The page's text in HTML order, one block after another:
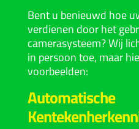
Bent u benieuwd hoe
verdienen door het
camerasysteem? Wij
in persoon toe, maar
voorbeelden:
Automatische